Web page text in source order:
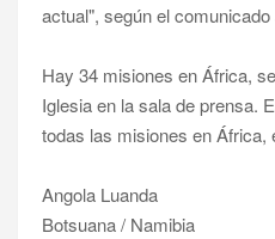
actual", según el
Hay 34 misiones en África,
Iglesia en la sala de prensa.
todas las misiones en África,
Angola Luanda
Botsuana / Namibia